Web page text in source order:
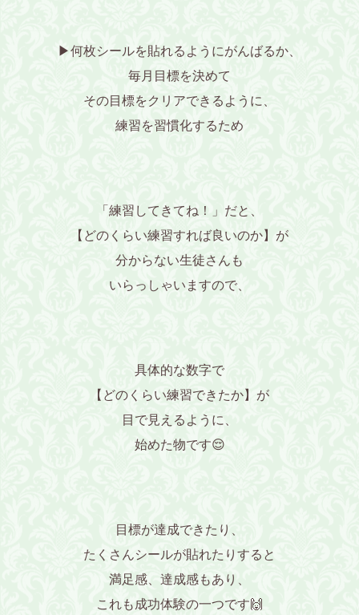
▶何枚シールを貼れるようにがんばるか、
毎月目標を決めて
その目標をクリアできるように、
練習を習慣化するため
「練習してきてね！」だと、
【どのくらい練習すれば良いのか】が
分からない生徒さんも
いらっしゃいますので、
具体的な数字で
【どのくらい練習できたか】が
目で見えるように、
始めた物です😌
目標が達成できたり、
たくさんシールが貼れたりすると
満足感、達成感もあり、
これも成功体験の一つです🙌